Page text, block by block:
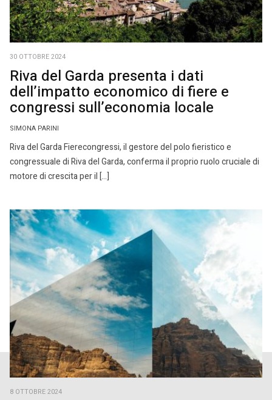
30 OTTOBRE 2024
Riva del Garda presenta i dati
dell’impatto economico di fiere e
congressi sull’economia locale
SIMONA PARINI
Riva del Garda Fierecongressi, il gestore del polo fieristico e
congressuale di Riva del Garda, conferma il proprio ruolo cruciale di
motore di crescita per il […]
8 OTTOBRE 2024